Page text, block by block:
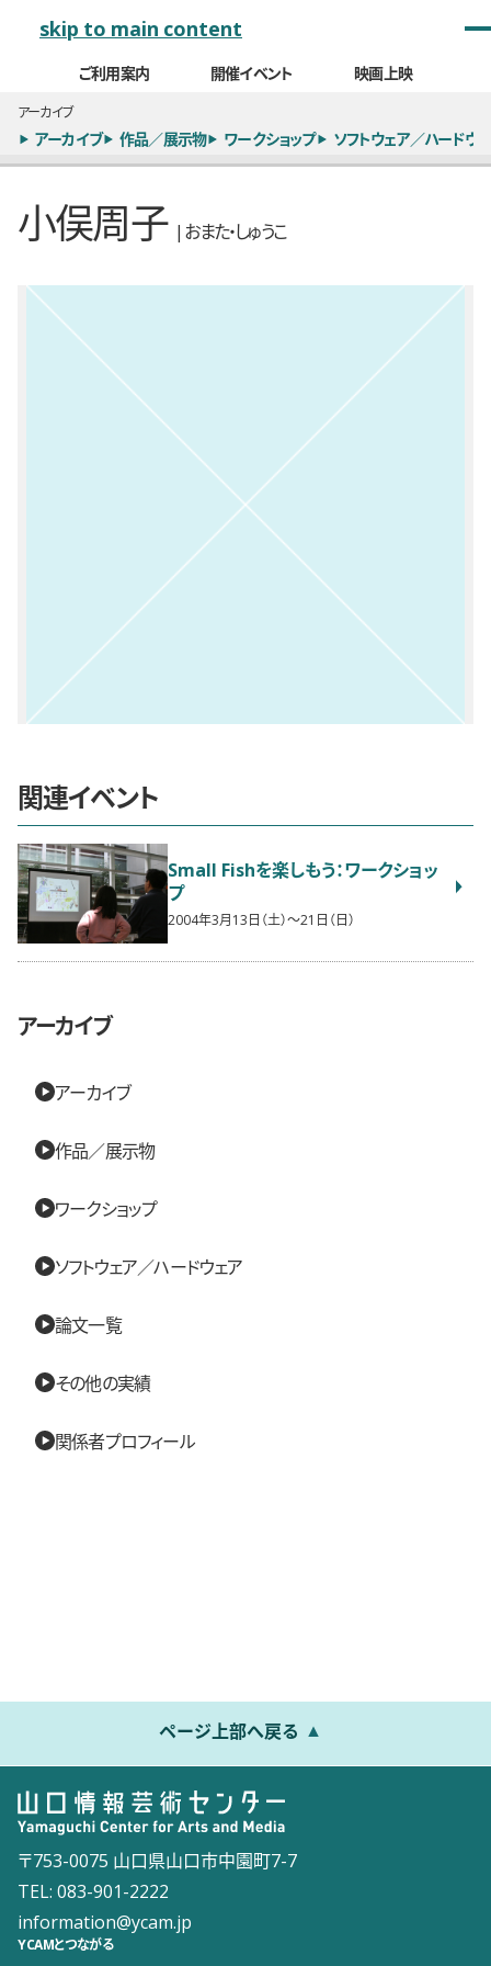
skip to main content
ご利用案内 開催イベント 映画上映
アーカイブ
アーカイブ 作品／展示物 ワークショップ ソフトウェア／ハードウ
小俣周子 | おまた・しゅうこ
関連イベント
Small Fishを楽しもう：ワークショッ
プ
2004年3月13日（土）〜21日（日）
アーカイブ
アーカイブ
作品／展示物
ワークショップ
ソフトウェア／ハードウェア
論文一覧
その他の実績
関係者プロフィール
ページ上部へ戻る
〒753-0075 山口県山口市中園町7-7
TEL: 083-901-2222
information@ycam.jp
YCAMとつながる